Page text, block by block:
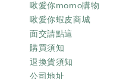
啾愛你momo購物
啾愛你蝦皮商城
面交請點這
購買須知
退換貨須知
公司地址